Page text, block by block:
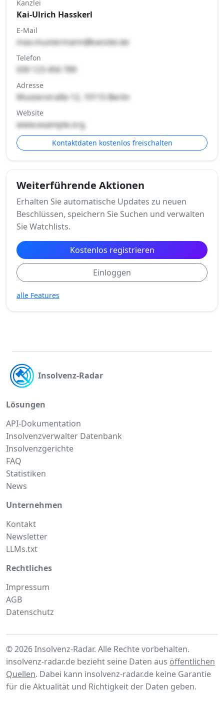
Kanzlei
Kai-Ulrich Hasskerl
E-Mail
max.mustermann@kanzlei.de
Telefon
030 123 456 789
Adresse
Musterstraße 12, 10115 Berlin
Website
www.example.org
Kontaktdaten kostenlos freischalten
Weiterführende Aktionen
Erhalten Sie automatische Updates zu neuen
Beschlüssen, speichern Sie Suchen und verwalten
Sie Watchlists.
Kostenlos registrieren
Einloggen
alle Features
Insolvenz-Radar
Lösungen
API-Dokumentation
Insolvenzverwalter Datenbank
Insolvenzgerichte
FAQ
Statistiken
News
Unternehmen
Kontakt
Newsletter
LLMs.txt
Rechtliches
Impressum
AGB
Datenschutz
© 2026 Insolvenz-Radar. Alle Rechte vorbehalten.
insolvenz-radar.de bezieht seine Daten aus öffentlichen
Quellen. Dabei kann insolvenz-radar.de keine Garantie
für die Aktualität und Richtigkeit der Daten geben.